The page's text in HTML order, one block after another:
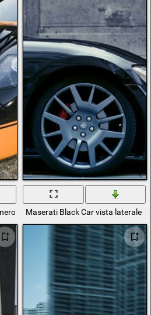
arancio
Maserati Black Car vista laterale